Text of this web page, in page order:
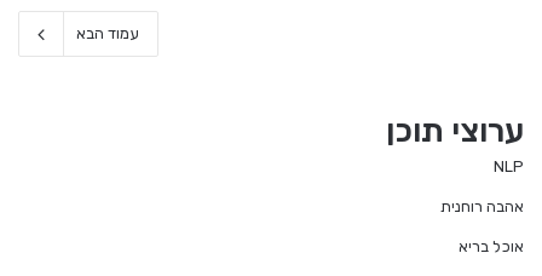
עמוד הבא
ערוצי תוכן
NLP
אהבה רוחנית
אוכל בריא